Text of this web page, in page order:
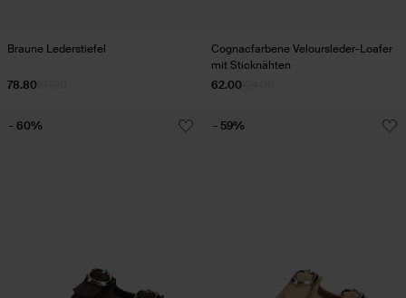
Braune Lederstiefel
78.80
Cognacfarbene Veloursleder-Loafer
mit Sticknähten
62.00
- 60% - 59%